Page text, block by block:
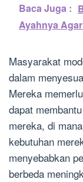
Baca Juga :
Ayahnya
Masyarakat
dalam
Mereka
dapat
mereka, di
kebutuhan
menyebabkan
berbeda